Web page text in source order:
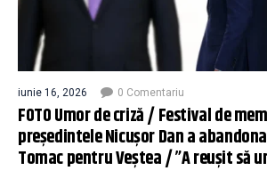
iunie 16, 2026 0 Comentariu
FOTO Umor de criză / Festival de
președintele Nicușor Dan a
Tomac pentru Veștea / ”A reușit să